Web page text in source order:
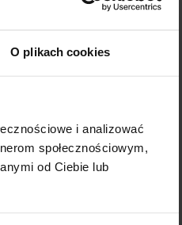
O plikach cookies
i analizować
społecznościowym,
od Ciebie lub